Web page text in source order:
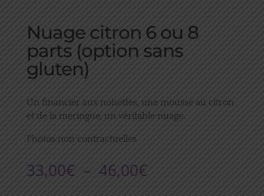
Nuage citron 6 ou 8
parts (option sans
gluten)
Un financier aux noisettes, une mousse au citron
et de la meringue, un véritable nuage.
Photos non contractuelles
33,00€ – 46,00€Plage